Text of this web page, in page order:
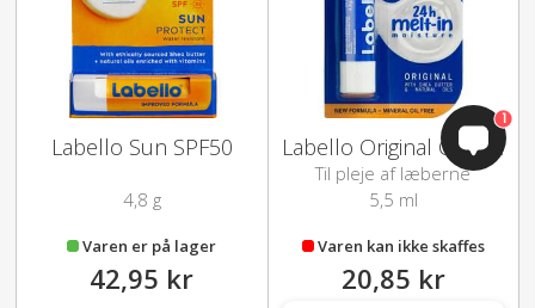
Labello Sun SPF50
4,8 g
Varen er på lager
42,95 kr
Labello Original Care Læbepomade
Til pleje af læberne
5,5 ml
Varen kan ikke skaffes
20,85 kr
1